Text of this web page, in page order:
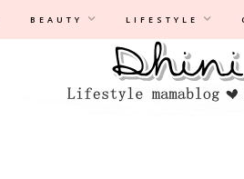
BEAUTY LIFESTYLE
Privacyverklaring